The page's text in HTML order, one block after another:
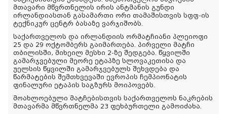
მთავარი მწვრთნელის ირის ანტმანის გუნდი
ირლანდიასთან გასამართი ორი თამაშისთვის სფფ-ის
ტექნიკურ ცენტრ ბასაზე ვარჯიშობს.
საქართველოს და ირლანდიის ორმატჩიანი პლეიოფი
25 და 29 ოქტომბერს გაიმართება. პირველი მატჩი
თბილისში, მიხეილ მესხი 2-ზე შედგება. წყვილში
გამარჯვებული მეორე ეტაპზე სლოვაკეთისა და
უელსის წყვილში გამარჯვებულს შეხვდება და
წარმატების შემთხვევაში ევროპის ჩემპიონატის
ფინალური ეტაპის საგზურს მოიპოვებს.
მოახლოებული მატჩებისთვის საქართველოს ნაკრების
მთავარმა მწვრთნელმა 23 ფეხბურთელი გამოიძახა.